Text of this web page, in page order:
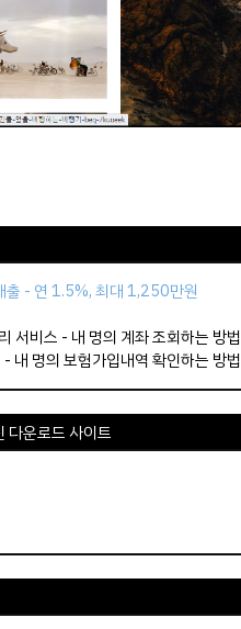
출 - 연 1.5%, 최대 1,250만원
서비스 - 내 명의 계좌 조회하는 방법
내 명의 보험가입내역 확인하는 방법
다운로드 사이트